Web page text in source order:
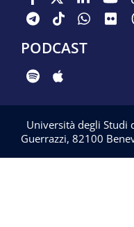
PODCAST
Università degli Studi
Guerrazzi, 82100